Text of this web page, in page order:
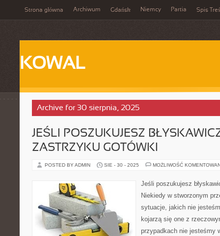
Strona główna Archiwum Gdańsk Niemcy Partia Spis
KOWAL
Archive for 30 sierpnia, 2025
JEŚLI POSZUKUJESZ
ZASTRZYKU GOTÓWKI
POSTED BY ADMIN SIE - 30 - 2025 MOŻLIWOŚĆ
Jeśli poszukujesz
Niekiedy w stworzonym
sytuacje, jakich nie
kojarzą się one z
przypadkach nie jesteśmy